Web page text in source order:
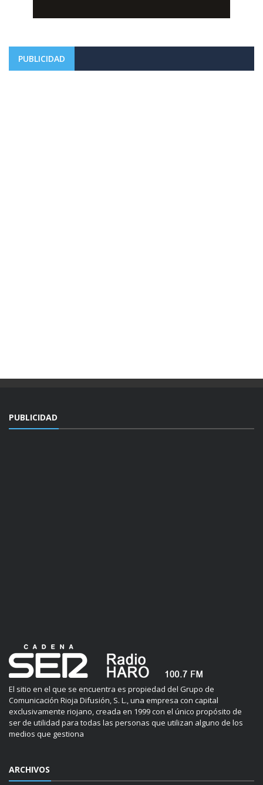
PUBLICIDAD
PUBLICIDAD
El sitio en el que se encuentra es propiedad del Grupo de
Comunicación Rioja Difusión, S. L., una empresa con capital
exclusivamente riojano, creada en 1999 con el único propósito de
ser de utilidad para todas las personas que utilizan alguno de los
medios que gestiona
ARCHIVOS